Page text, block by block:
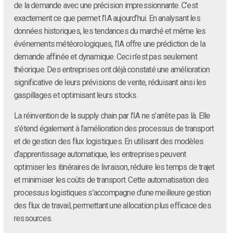
de la demande avec une précision impressionnante. C’est
exactement ce que permet l’IA aujourd’hui. En analysant les
données historiques, les tendances du marché et même les
événements météorologiques, l’IA offre une prédiction de la
demande affinée et dynamique. Ceci n’est pas seulement
théorique. Des entreprises ont déjà constaté une amélioration
significative de leurs prévisions de vente, réduisant ainsi les
gaspillages et optimisant leurs stocks.
La réinvention de la supply chain par l’IA ne s’arrête pas là. Elle
s’étend également à l’amélioration des processus de transport
et de gestion des flux logistiques. En utilisant des modèles
d’apprentissage automatique, les entreprises peuvent
optimiser les itinéraires de livraison, réduire les temps de trajet
et minimiser les coûts de transport. Cette automatisation des
processus logistiques s’accompagne d’une meilleure gestion
des flux de travail, permettant une allocation plus efficace des
ressources.